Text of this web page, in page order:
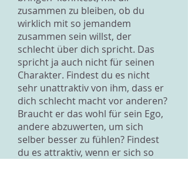
zusammen zu bleiben, ob du
wirklich mit so jemandem
zusammen sein willst, der
schlecht über dich spricht. Das
spricht ja auch nicht für seinen
Charakter. Findest du es nicht
sehr unattraktiv von ihm, dass er
dich schlecht macht vor anderen?
Braucht er das wohl für sein Ego,
andere abzuwerten, um sich
selber besser zu fühlen? Findest
du es attraktiv, wenn er sich so